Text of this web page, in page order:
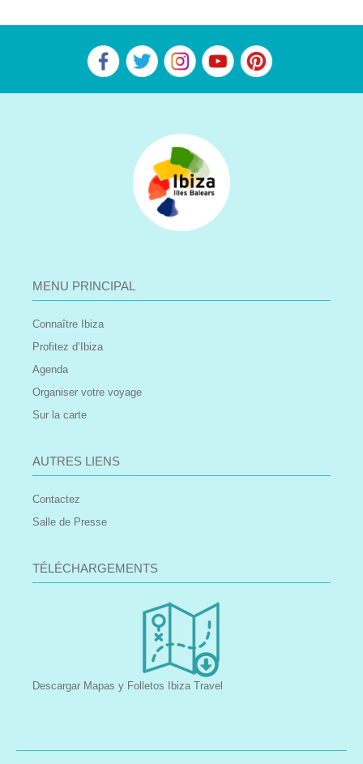
MENU PRINCIPAL
Connaître Ibiza
Profitez d’Ibiza
Agenda
Organiser votre voyage
Sur la carte
AUTRES LIENS
Contactez
Salle de Presse
TÉLÉCHARGEMENTS
Descargar Mapas y Folletos Ibiza Travel